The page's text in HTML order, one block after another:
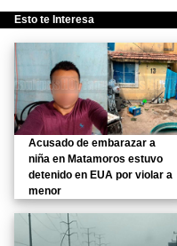
Esto te Interesa
Acusado de embarazar a
niña en Matamoros estuvo
detenido en EUA por violar a
menor